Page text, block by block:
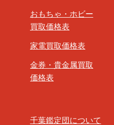
おもちゃ・ホビー
買取価格表
家電買取価格表
金券・貴金属買取
価格表
千葉鑑定団について